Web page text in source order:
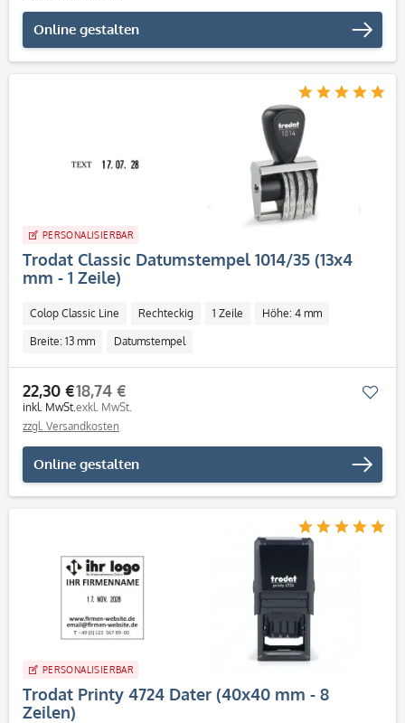
Online gestalten
PERSONALISIERBAR
Trodat Classic Datumstempel 1014/35 (13x4
mm - 1 Zeile)
Colop Classic Line Rechteckig 1 Zeile Höhe: 4 mm
Breite: 13 mm Datumstempel
22,30 €
inkl. MwSt.
18,74 €
exkl. MwSt.
zzgl. Versandkosten
Online gestalten
PERSONALISIERBAR
Trodat Printy 4724 Dater (40x40 mm - 8
Zeilen)